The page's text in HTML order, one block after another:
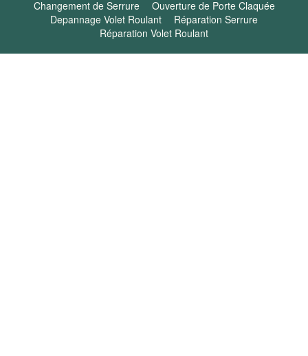
Changement de Serrure
Ouverture de Porte Claquée
Depannage Volet Roulant
Réparation Serrure
Réparation Volet Roulant